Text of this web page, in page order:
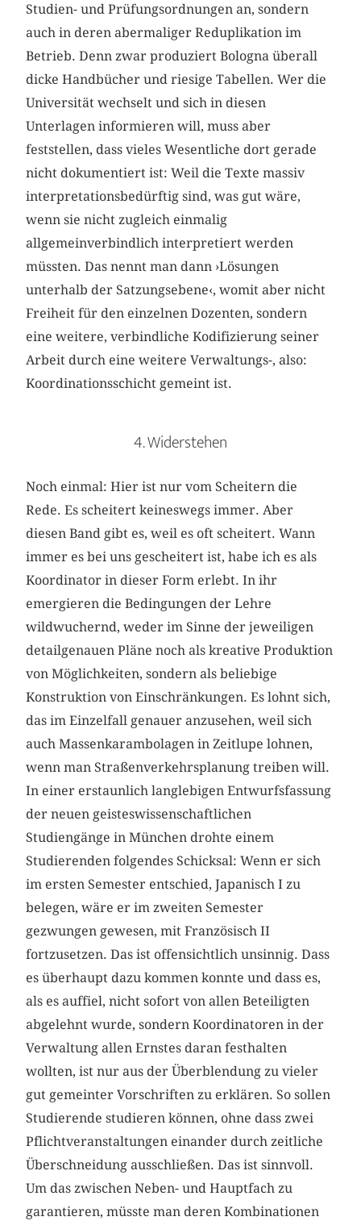
Studien- und Prüfungsordnungen an, sondern
auch in deren abermaliger Reduplikation im
Betrieb. Denn zwar produziert Bologna überall
dicke Handbücher und riesige Tabellen. Wer die
Universität wechselt und sich in diesen
Unterlagen informieren will, muss aber
feststellen, dass vieles Wesentliche dort gerade
nicht dokumentiert ist: Weil die Texte massiv
interpretationsbedürftig sind, was gut wäre,
wenn sie nicht zugleich einmalig
allgemeinverbindlich interpretiert werden
müssten. Das nennt man dann ›Lösungen
unterhalb der Satzungsebene‹, womit aber nicht
Freiheit für den einzelnen Dozenten, sondern
eine weitere, verbindliche Kodifizierung seiner
Arbeit durch eine weitere Verwaltungs-, also:
Koordinationsschicht gemeint ist.
4. Widerstehen
Noch einmal: Hier ist nur vom Scheitern die
Rede. Es scheitert keineswegs immer. Aber
diesen Band gibt es, weil es oft scheitert. Wann
immer es bei uns gescheitert ist, habe ich es als
Koordinator in dieser Form erlebt. In ihr
emergieren die Bedingungen der Lehre
wildwuchernd, weder im Sinne der jeweiligen
detailgenauen Pläne noch als kreative Produktion
von Möglichkeiten, sondern als beliebige
Konstruktion von Einschränkungen. Es lohnt sich,
das im Einzelfall genauer anzusehen, weil sich
auch Massenkarambolagen in Zeitlupe lohnen,
wenn man Straßenverkehrsplanung treiben will.
In einer erstaunlich langlebigen Entwurfsfassung
der neuen geisteswissenschaftlichen
Studiengänge in München drohte einem
Studierenden folgendes Schicksal: Wenn er sich
im ersten Semester entschied, Japanisch I zu
belegen, wäre er im zweiten Semester
gezwungen gewesen, mit Französisch II
fortzusetzen. Das ist offensichtlich unsinnig. Dass
es überhaupt dazu kommen konnte und dass es,
als es auffiel, nicht sofort von allen Beteiligten
abgelehnt wurde, sondern Koordinatoren in der
Verwaltung allen Ernstes daran festhalten
wollten, ist nur aus der Überblendung zu vieler
gut gemeinter Vorschriften zu erklären. So sollen
Studierende studieren können, ohne dass zwei
Pflichtveranstaltungen einander durch zeitliche
Überschneidung ausschließen. Das ist sinnvoll.
Um das zwischen Neben- und Hauptfach zu
garantieren, müsste man deren Kombinationen